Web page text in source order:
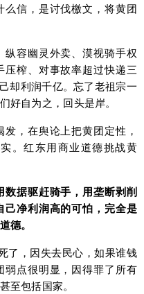
信，是讨伐檄文，将黄团
纵容幽灵外卖、漠视骑手权
榨、对事故率超过快递三
却利润千亿。忘了老祖宗一
好自为之，回头是岸。
，在舆论上把黄团定性，
。红东用商业道德挑战黄
据驱赶骑手，用垄断剥削
净利润高的可怕，完全是
德。
了，因失去民心，如果谁钱
弱点很明显，因得罪了所有
至包括国家。